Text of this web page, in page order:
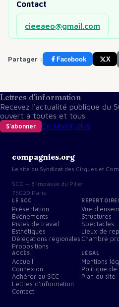
Contact
CAILLAT Laure
cieeaeo@gmail.com
Partager : Facebook X
Lettres d'information
Recevez l'actualité publique du
ouvert à toutes et tous.
S'abonner En savoir plus
compagnies.org
Le site du Syndicat des Cirques et
SCC — 8 Impasse du Pilier
75020 Paris
LE SCC
Présentation
Événements
Pistes de travail
Esthétiques
Délégations régionales
Propositions
Vue
Structures
Spectacles
Lieux de
Chambre
ACCÈS
Accueil
Connexion
Adhérer au SCC
Lettres d'information
Contact
LÉGAL
Mentions
Politique
Plan du site